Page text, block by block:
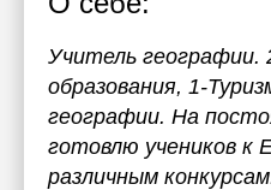
Учитель географии.
образования, 1-
географии. На
готовлю учеников к
различным